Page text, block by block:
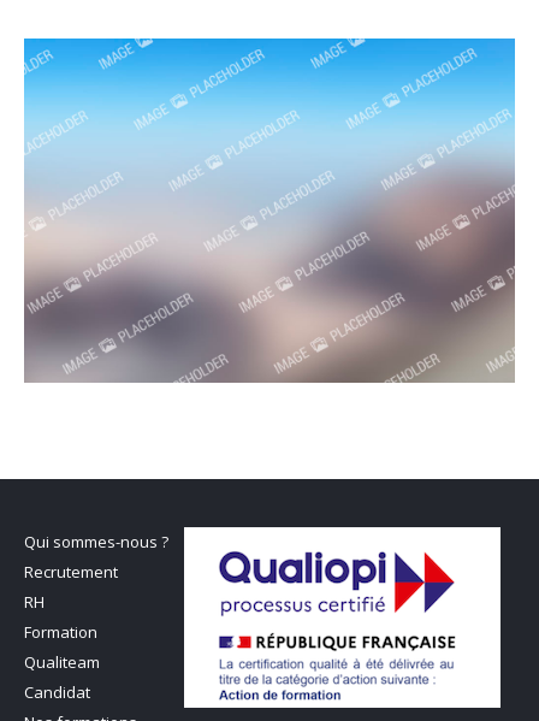
Qui sommes-nous ?
Recrutement
RH
Formation
Qualiteam
Candidat